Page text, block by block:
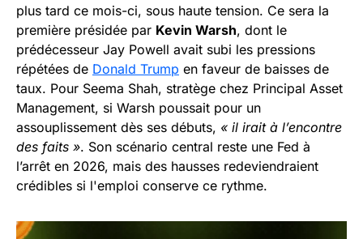
plus tard ce mois-ci, sous haute tension. Ce sera la
première présidée par Kevin Warsh, dont le
prédécesseur Jay Powell avait subi les pressions
répétées de Donald Trump en faveur de baisses de
taux. Pour Seema Shah, stratège chez Principal Asset
Management, si Warsh poussait pour un
assouplissement dès ses débuts, « il irait à l’encontre
des faits ». Son scénario central reste une Fed à
l’arrêt en 2026, mais des hausses redeviendraient
crédibles si l'emploi conserve ce rythme.